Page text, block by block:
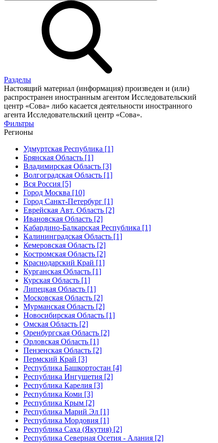
Разделы
Настоящий материал (информация) произведен и (или)
распространен иностранным агентом Исследовательский
центр «Сова» либо касается деятельности иностранного
агента Исследовательский центр «Сова».
Фильтры
Регионы
Удмуртская Республика [1]
Брянская Область [1]
Владимирская Область [3]
Волгоградская Область [1]
Вся Россия [5]
Город Москва [10]
Город Санкт-Петербург [1]
Еврейская Авт. Область [2]
Ивановская Область [2]
Кабардино-Балкарская Республика [1]
Калининградская Область [1]
Кемеровская Область [2]
Костромская Область [2]
Краснодарский Край [1]
Курганская Область [1]
Курская Область [1]
Липецкая Область [1]
Московская Область [2]
Мурманская Область [2]
Новосибирская Область [1]
Омская Область [2]
Оренбургская Область [2]
Орловская Область [1]
Пензенская Область [2]
Пермский Край [3]
Республика Башкортостан [4]
Республика Ингушетия [2]
Республика Карелия [3]
Республика Коми [3]
Республика Крым [2]
Республика Марий Эл [1]
Республика Мордовия [1]
Республика Саха (Якутия) [2]
Республика Северная Осетия - Алания [2]